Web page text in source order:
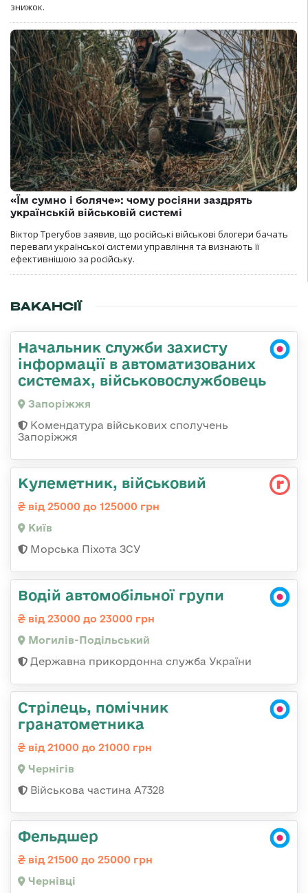
знижок.
«Їм сумно і боляче»: чому росіяни заздрять
українській військовій системі
Віктор Трегубов заявив, що російські військові блогери бачать
переваги української системи управління та визнають її
ефективнішою за російську.
ВАКАНСІЇ
Начальник служби захисту
інформації в автоматизованих
системах, військовослужбовець
Запоріжжя
Комендатура військових сполучень
Запоріжжя
Кулеметник, військовий
від 25000 до 125000 грн
Київ
Морська Піхота ЗСУ
Водій автомобільної групи
від 23000 до 23000 грн
Могилів-Подільський
Державна прикордонна служба України
Стрілець, помічник
гранатометника
від 21000 до 21000 грн
Чернігів
Військова частина А7328
Фельдшер
від 21500 до 25000 грн
Чернівці